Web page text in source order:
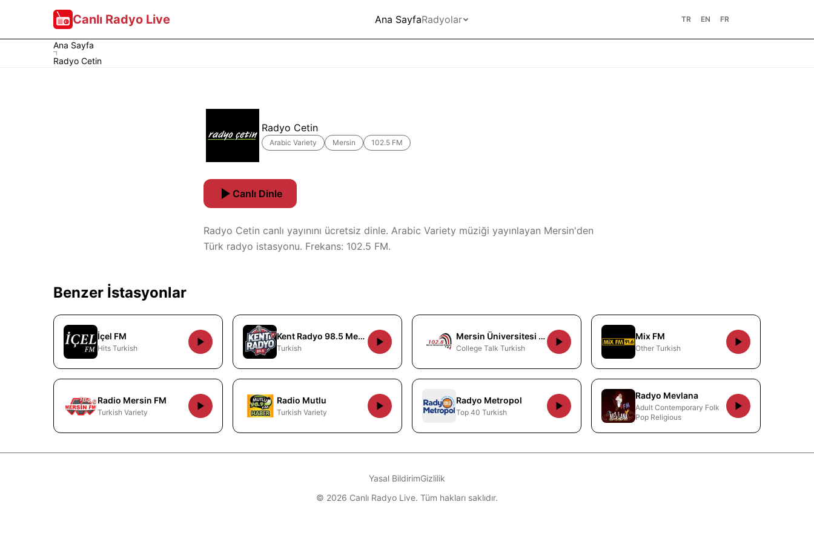
Canlı Radyo Live Ana SayfaRadyolar TR EN FR
Ana Sayfa
Radyo Cetin
Radyo Cetin
Arabic Variety Mersin 102.5 FM
Canlı Dinle
Radyo Cetin canlı yayınını ücretsiz dinle. Arabic Variety müziği yayınlayan Mersin'den
Türk radyo istasyonu. Frekans: 102.5 FM.
Benzer İstasyonlar
İçel FM
Hits Turkish
Kent Radyo 98.5 Mersin
Turkish
Mersin Üniversitesi Radyosu
College Talk Turkish
Mix FM
Other Turkish
Radio Mersin FM
Turkish Variety
Radio Mutlu
Turkish Variety
Radyo Metropol
Top 40 Turkish
Radyo Mevlana
Adult Contemporary Folk
Pop Religious
Yasal BildirimGizlilik
© 2026 Canlı Radyo Live. Tüm hakları saklıdır.